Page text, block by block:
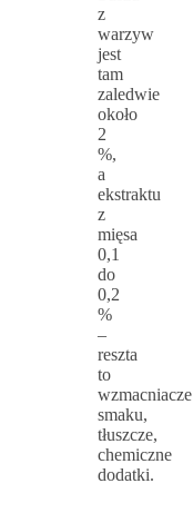
z
warzyw
jest
tam
zaledwie
około
2
%,
a
ekstraktu
z
mięsa
0,1
do
0,2
%
–
reszta
to
wzmacniacze
smaku,
tłuszcze,
chemiczne
dodatki.